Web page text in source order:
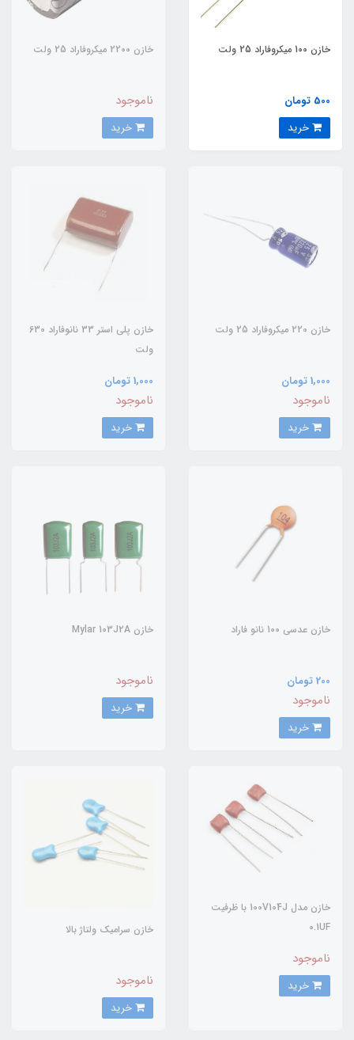
خازن 100 میکروفاراد 25 ولت
500 تومان
خازن 2200 میکروفاراد 25 ولت
ناموجود
خازن 220 میکروفاراد 25 ولت
1,000 تومان
ناموجود
خازن پلی استر 33 نانوفاراد 630
ولت
1,000 تومان
ناموجود
خازن عدسی 100 نانو فاراد
200 تومان
ناموجود
خازن Mylar 103J2A
ناموجود
خازن مدل 100V104J با ظرفیت
0.1UF
ناموجود
خازن سرامیک ولتاژ بالا
ناموجود